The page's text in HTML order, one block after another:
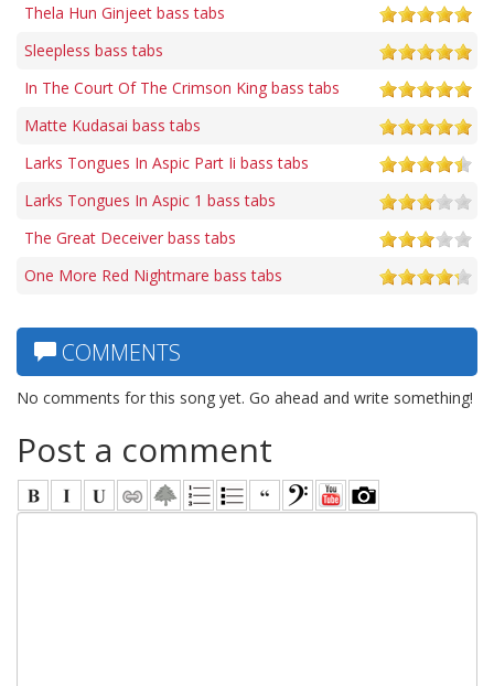
Thela Hun Ginjeet bass tabs
Sleepless bass tabs
In The Court Of The Crimson King bass tabs
Matte Kudasai bass tabs
Larks Tongues In Aspic Part Ii bass tabs
Larks Tongues In Aspic 1 bass tabs
The Great Deceiver bass tabs
One More Red Nightmare bass tabs
COMMENTS
No comments for this song yet. Go ahead and write something!
Post a comment